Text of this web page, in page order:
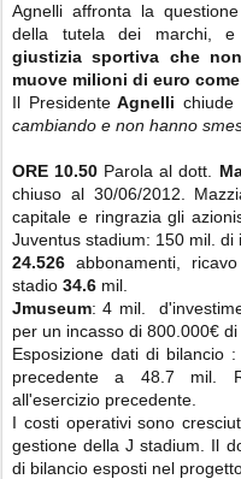
Agnelli affronta la
della tutela dei marchi,
giustizia sportiva che
muove milioni di euro
Il PresidenteAgnelli chiude
cambiando e non hanno
ORE 10.50 Parola al dott.
chiuso al 30/06/2012.
capitale e ringrazia gli
Juventus stadium: 150 mil.
24.526 abbonamenti, ricavo
stadio 34.6 mil.
Jmuseum: 4 mil.
per un incasso di 800.000€ di
Esposizione dati di bilancio
precedente a 48.7 mil.
all'esercizio precedente.
I costi operativi sono
gestione della J stadium. Il
di bilancio esposti nel